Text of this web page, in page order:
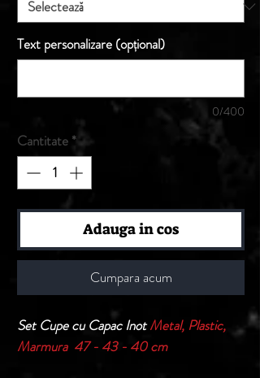
Text personalizare (opțional)
0/400
Cantitate *
Adauga in cos
Cumpara acum
Set Cupe cu Capac InotMetal, Plastic,
Marmura 47 - 43 - 40 cm